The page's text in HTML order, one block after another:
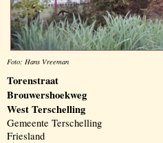
Foto: Hans Vreeman
Torenstraat
Brouwershoekweg
West Terschelling
Gemeente Terschelling
Friesland